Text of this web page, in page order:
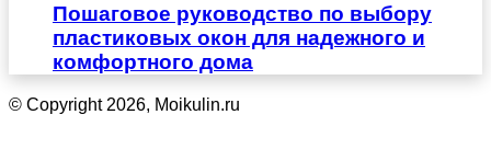
Пошаговое руководство по выбору
пластиковых окон для надежного и
комфортного дома
© Copyright 2026, Moikulin.ru